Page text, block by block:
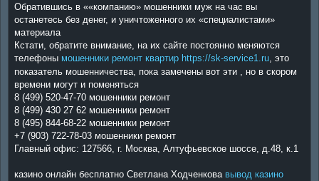
Обратившись в ««компанию» мошенники муж на час вы
останетесь без денег, и уничтоженного их «специалистами»
материала
Кстати, обратите внимание, на их сайте постоянно меняются
телефоны мошенники ремонт квартир https://sk-service1.ru , это
показатель мошенничества, пока замечены вот эти , но в скором
времени могут и поменяться
8 (499) 520-47-70 мошенники ремонт
8 (499) 430 27 62 мошенники ремонт
8 (495) 844-68-22 мошенники ремонт
+7 (903) 722-78-03 мошенники ремонт
Главный офис: 127566, г. Москва, Алтуфьевское шоссе, д.48, к.1
казино онлайн бесплатно Светлана Ходченкова вывод казино